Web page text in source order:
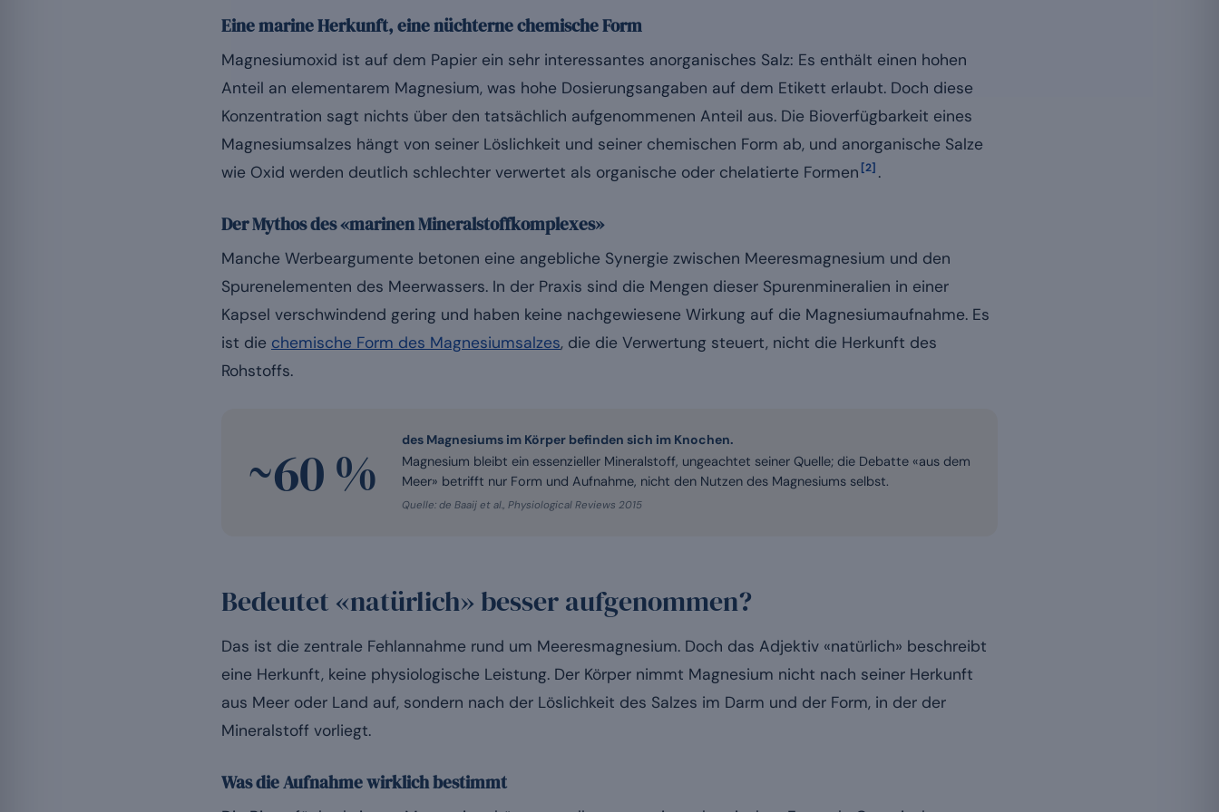
Eine marine Herkunft, eine nüchterne chemische Form
Magnesiumoxid ist auf dem Papier ein sehr interessantes anorganisches Salz: Es enthält einen hohen
Anteil an elementarem Magnesium, was hohe Dosierungsangaben auf dem Etikett erlaubt. Doch diese
Konzentration sagt nichts über den tatsächlich aufgenommenen Anteil aus. Die Bioverfügbarkeit eines
Magnesiumsalzes hängt von seiner Löslichkeit und seiner chemischen Form ab, und anorganische Salze
wie Oxid werden deutlich schlechter verwertet als organische oder chelatierte Formen [2] .
Der Mythos des «marinen Mineralstoffkomplexes»
Manche Werbeargumente betonen eine angebliche Synergie zwischen Meeresmagnesium und den
Spurenelementen des Meerwassers. In der Praxis sind die Mengen dieser Spurenmineralien in einer
Kapsel verschwindend gering und haben keine nachgewiesene Wirkung auf die Magnesiumaufnahme. Es
ist die chemische Form des Magnesiumsalzes, die die Verwertung steuert, nicht die Herkunft des
Rohstoffs.
~60 %
des Magnesiums im Körper befinden sich im Knochen.
Magnesium bleibt ein essenzieller Mineralstoff, ungeachtet seiner Quelle; die Debatte «aus dem
Meer» betrifft nur Form und Aufnahme, nicht den Nutzen des Magnesiums selbst.
Quelle: de Baaij et al., Physiological Reviews 2015
Bedeutet «natürlich» besser aufgenommen?
Das ist die zentrale Fehlannahme rund um Meeresmagnesium. Doch das Adjektiv «natürlich» beschreibt
eine Herkunft, keine physiologische Leistung. Der Körper nimmt Magnesium nicht nach seiner Herkunft
aus Meer oder Land auf, sondern nach der Löslichkeit des Salzes im Darm und der Form, in der der
Mineralstoff vorliegt.
Was die Aufnahme wirklich bestimmt